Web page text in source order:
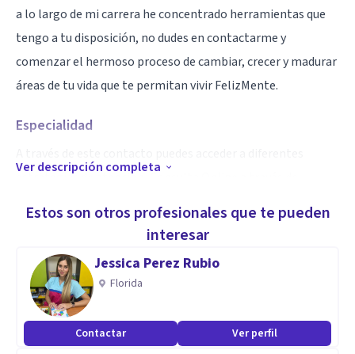
a lo largo de mi carrera he concentrado herramientas que
tengo a tu disposición, no dudes en contactarme y
comenzar el hermoso proceso de cambiar, crecer y madurar
áreas de tu vida que te permitan vivir FelizMente.
Especialidad
estrategias de atención, Consulta Online a través de
profesional en desarrollo personal y Material Audiovisual.
latinoamericano de habla hipana.
Aptitudes
Psicólogo Clínico Familiar y Juvenil.
Ver descripción completa
Estos son otros profesionales que te pueden
interesar
Jessica Perez Rubio
Florida
Contactar Ver perfil